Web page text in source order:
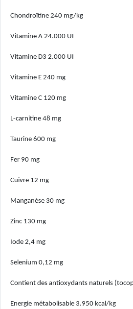
Chondroïtine 240 mg/kg
Vitamine A 24.000 UI
Vitamine D3 2.000 UI
Vitamine E 240 mg
Vitamine C 120 mg
L-carnitine 48 mg
Taurine 600 mg
Fer 90 mg
Cuivre 12 mg
Manganèse 30 mg
Zinc 130 mg
Iode 2,4 mg
Selenium 0,12 mg
Contient des antioxydants naturels
Energie métabolisable 3.950 kcal/kg